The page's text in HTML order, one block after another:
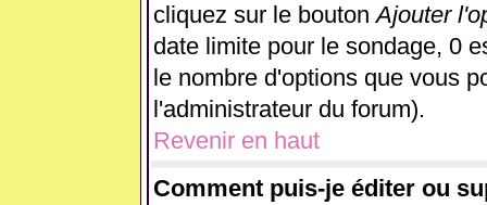
cliquez sur le boutonAjouter
date limite pour le sondage, 0
le nombre d'options que vous
l'administrateur du forum).
Revenir en haut
Comment puis-je éditer ou